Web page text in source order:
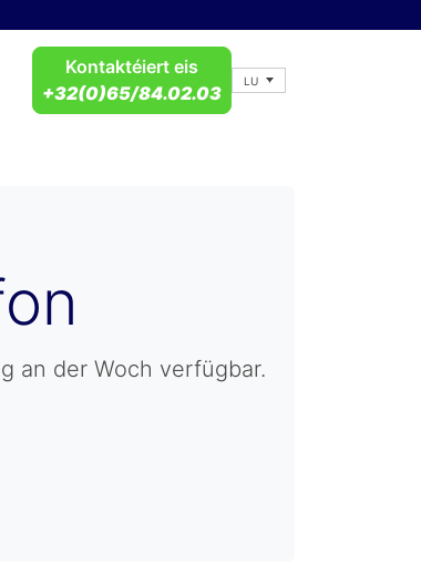
LU
Kontaktéiert eis
+32(0)65/84.02.03
an der Woch verfügbar.